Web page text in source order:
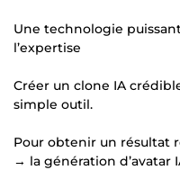
Une technologie
l’expertise
Créer un clone IA
simple outil.
Pour obtenir un résultat
→ la génération d’avatar